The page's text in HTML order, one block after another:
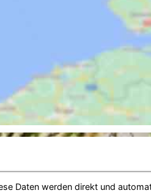
Daten werden direkt und